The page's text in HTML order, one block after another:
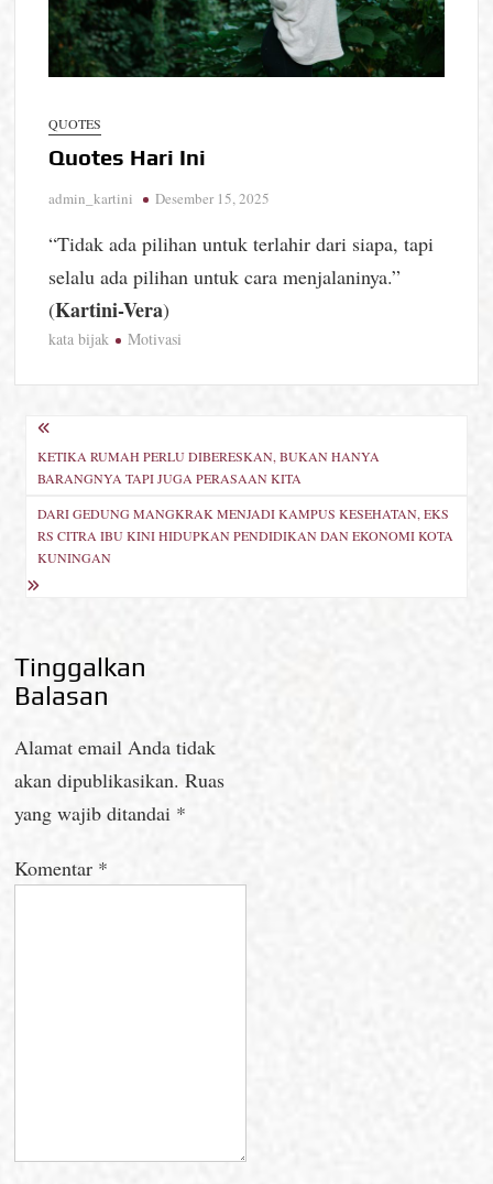
QUOTES
Quotes Hari Ini
admin_kartini Desember 15, 2025
“Tidak ada pilihan untuk terlahir dari siapa, tapi
selalu ada pilihan untuk cara menjalaninya.”
(Kartini-Vera)
kata bijak Motivasi
Navigasi
pos
KETIKA RUMAH PERLU DIBERESKAN, BUKAN HANYA
BARANGNYA TAPI JUGA PERASAAN KITA
DARI GEDUNG MANGKRAK MENJADI KAMPUS KESEHATAN, EKS
RS CITRA IBU KINI HIDUPKAN PENDIDIKAN DAN EKONOMI KOTA
KUNINGAN
Tinggalkan
Balasan
Alamat email Anda tidak
akan dipublikasikan. Ruas
yang wajib ditandai *
Komentar *